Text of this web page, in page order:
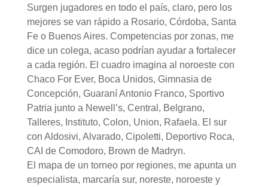
Surgen jugadores en todo el país, claro, pero los
mejores se van rápido a Rosario, Córdoba, Santa
Fe o Buenos Aires. Competencias por zonas, me
dice un colega, acaso podrían ayudar a fortalecer
a cada región. El cuadro imagina al noroeste con
Chaco For Ever, Boca Unidos, Gimnasia de
Concepción, Guaraní Antonio Franco, Sportivo
Patria junto a Newell’s, Central, Belgrano,
Talleres, Instituto, Colon, Union, Rafaela. El sur
con Aldosivi, Alvarado, Cipoletti, Deportivo Roca,
CAI de Comodoro, Brown de Madryn.
El mapa de un torneo por regiones, me apunta un
especialista, marcaría sur, noreste, noroeste y